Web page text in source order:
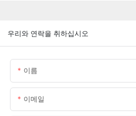
우리와 연락을 취하십시오
이름
이메일